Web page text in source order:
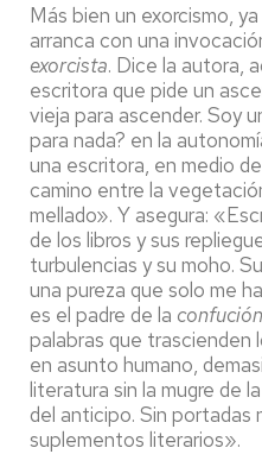
Más bien un exorcismo,
arranca con una
exorcista. Dice la autora,
escritora que pide un
vieja para ascender. Soy
para nada? en la
una escritora, en medio
camino entre la
mellado». Y asegura:
de los libros y sus
turbulencias y su moho.
una pureza que solo me
es el padre de la confución
palabras que trascienden
en asunto humano,
literatura sin la mugre de
del anticipo. Sin portadas
suplementos literarios».